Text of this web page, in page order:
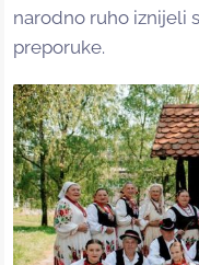
narodno ruho iznijeli
preporuke.